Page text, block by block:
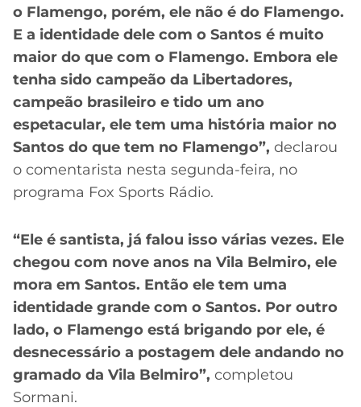
o Flamengo, porém, ele não é do Flamengo.
E a identidade dele com o Santos é muito
maior do que com o Flamengo. Embora ele
tenha sido campeão da Libertadores,
campeão brasileiro e tido um ano
espetacular, ele tem uma história maior no
Santos do que tem no Flamengo”, declarou
o comentarista nesta segunda-feira, no
programa Fox Sports Rádio.
“Ele é santista, já falou isso várias vezes. Ele
chegou com nove anos na Vila Belmiro, ele
mora em Santos. Então ele tem uma
identidade grande com o Santos. Por outro
lado, o Flamengo está brigando por ele, é
desnecessário a postagem dele andando no
gramado da Vila Belmiro”, completou
Sormani.